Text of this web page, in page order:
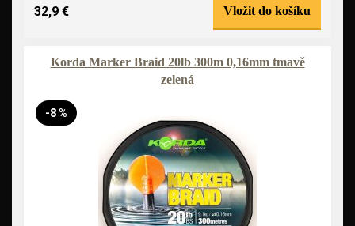
32,9 € Vložit do košíku
Korda Marker Braid 20lb 300m 0,16mm tmavě
zelená
-8 %